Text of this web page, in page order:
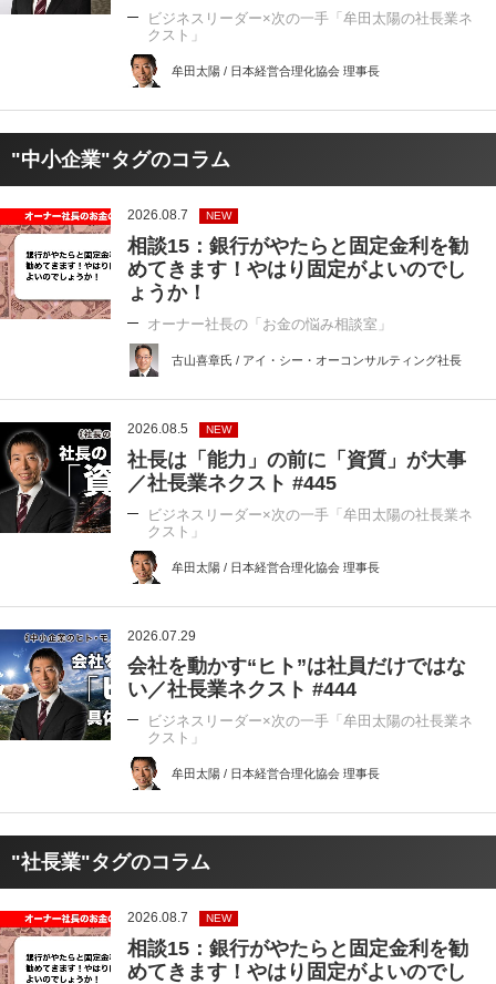
ビジネスリーダー×次の一手「牟田太陽の社長業ネ
クスト」
牟田太陽 / 日本経営合理化協会 理事長
"中小企業"タグのコラム
2026.08.7 NEW
相談15：銀行がやたらと固定金利を勧
めてきます！やはり固定がよいのでし
ょうか！
オーナー社長の「お金の悩み相談室」
古山喜章氏 / アイ・シー・オーコンサルティング社長
2026.08.5 NEW
社長は「能力」の前に「資質」が大事
／社長業ネクスト #445
ビジネスリーダー×次の一手「牟田太陽の社長業ネ
クスト」
牟田太陽 / 日本経営合理化協会 理事長
2026.07.29
会社を動かす“ヒト”は社員だけではな
い／社長業ネクスト #444
ビジネスリーダー×次の一手「牟田太陽の社長業ネ
クスト」
牟田太陽 / 日本経営合理化協会 理事長
"社長業"タグのコラム
2026.08.7 NEW
相談15：銀行がやたらと固定金利を勧
めてきます！やはり固定がよいのでし